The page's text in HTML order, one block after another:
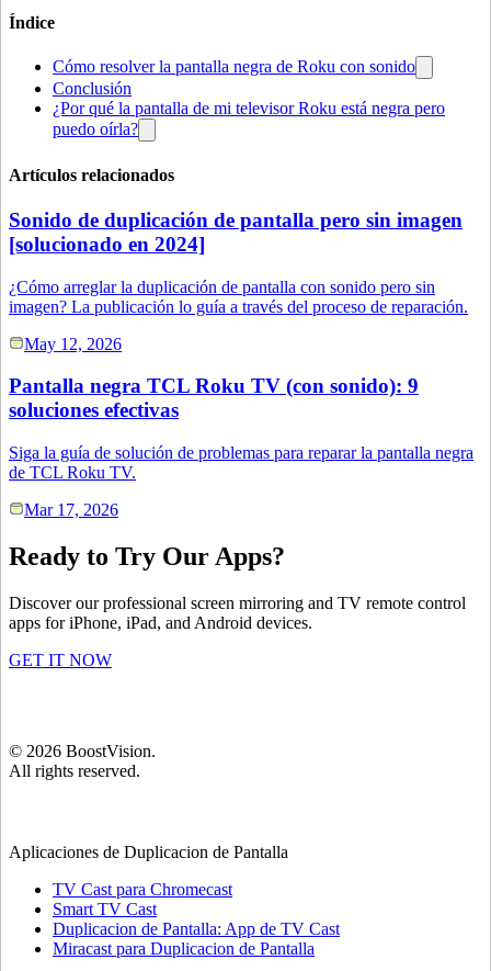
Índice
Cómo resolver la pantalla negra de Roku con sonido
Conclusión
¿Por qué la pantalla de mi televisor Roku está negra pero
puedo oírla?
Artículos relacionados
Sonido de duplicación de pantalla pero sin imagen
[solucionado en 2024]
¿Cómo arreglar la duplicación de pantalla con sonido pero sin
imagen? La publicación lo guía a través del proceso de reparación.
May 12, 2026
Pantalla negra TCL Roku TV (con sonido): 9
soluciones efectivas
Siga la guía de solución de problemas para reparar la pantalla negra
de TCL Roku TV.
Mar 17, 2026
Ready to Try Our Apps?
Discover our professional screen mirroring and TV remote control
apps for iPhone, iPad, and Android devices.
GET IT NOW
© 2026 BoostVision.
All rights reserved.
Aplicaciones de Duplicacion de Pantalla
TV Cast para Chromecast
Smart TV Cast
Duplicacion de Pantalla: App de TV Cast
Miracast para Duplicacion de Pantalla